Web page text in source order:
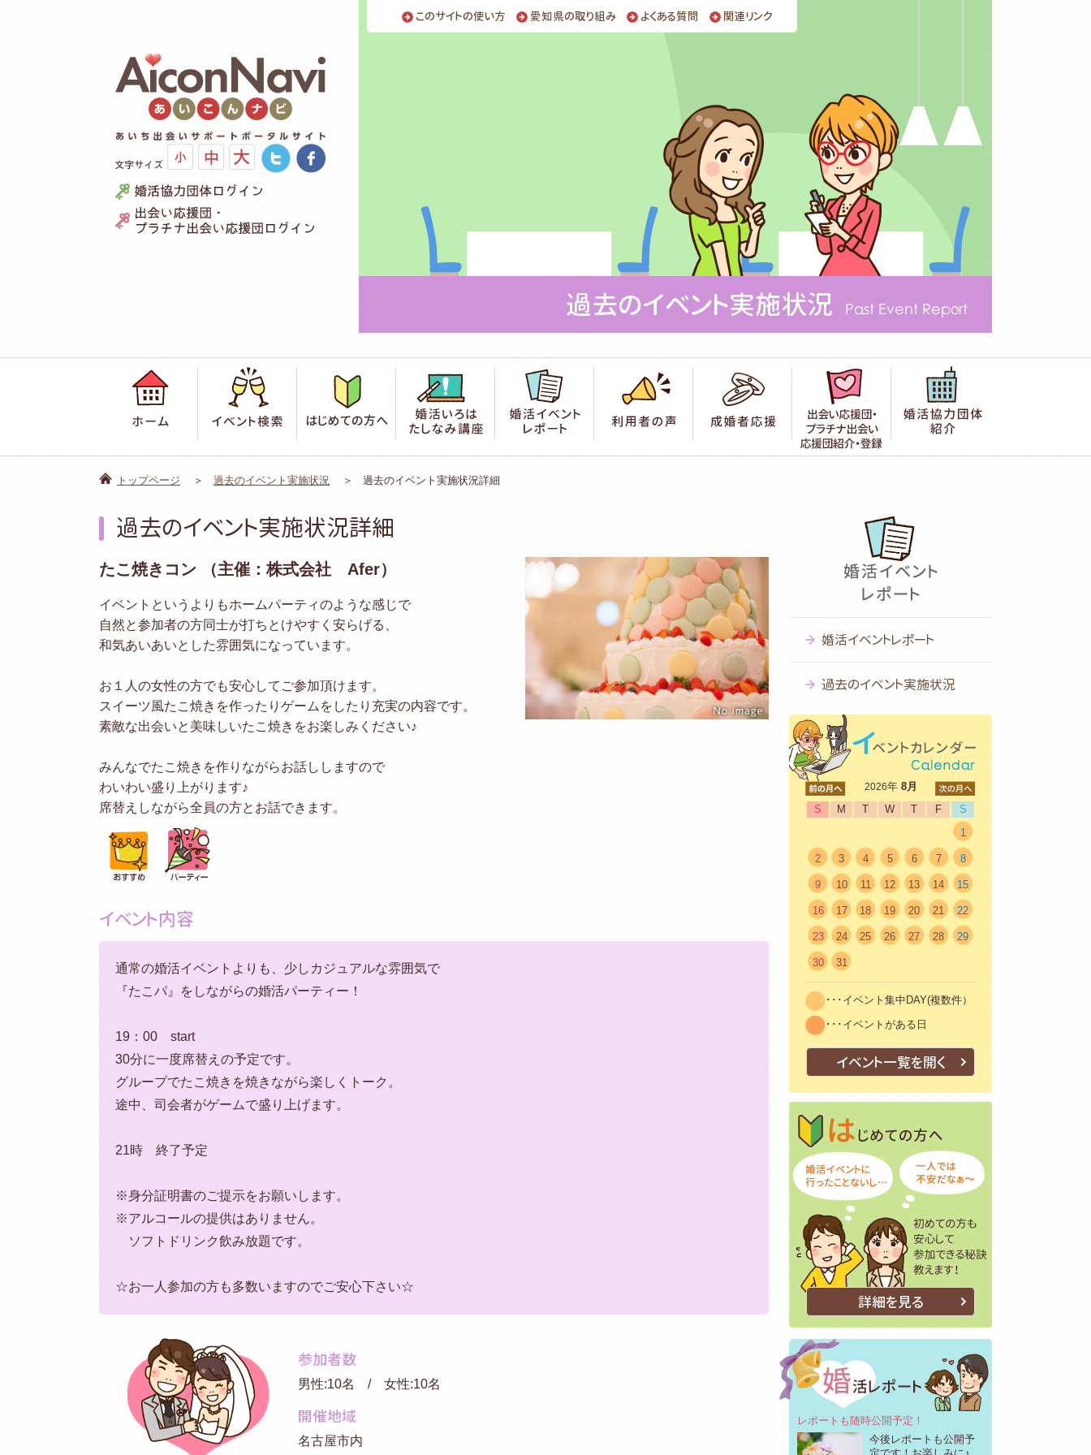
このサイトの使い方 愛知県の取り組み よくある質問 関連リンク
過去のイベント実施状況 Past Event Report
婚活いろは たしなみ講座婚活イベントレポート 出会い応援団紹介・登録
トップページ 過去のイベント実施状況 過去のイベント実施状況詳細
過去のイベント実施状況詳細
たこ焼きコン （主催：株式会社 Afer）
イベントというよりもホームパーティのような感じで
自然と参加者の方同士が打ちとけやすく安らげる、
和気あいあいとした雰囲気になっています。
お１人の女性の方でも安心してご参加頂けます。
スイーツ風たこ焼きを作ったりゲームをしたり充実の内容です。
素敵な出会いと美味しいたこ焼きをお楽しみください♪
みんなでたこ焼きを作りながらお話ししますので
わいわい盛り上がります♪
席替えしながら全員の方とお話できます。
イベント内容
通常の婚活イベントよりも、少しカジュアルな雰囲気で
『たこパ』をしながらの婚活パーティー！
19：00 start
30分に一度席替えの予定です。
グループでたこ焼きを焼きながら楽しくトーク。
途中、司会者がゲームで盛り上げます。
21時 終了予定
※身分証明書のご提示をお願いします。
※アルコールの提供はありません。
ソフトドリンク飲み放題です。
☆お一人参加の方も多数いますのでご安心下さい☆
参加者数
男性:10名 / 女性:10名
開催地域
名古屋市内
婚活イベントレポート
過去のイベント実施状況
2026年 8月
S
M T W T F
S
1
2 3 4 5 6 7 8
9 10 11 12 13 14 15
16 17 18 19 20 21 22
23 24 25 26 27 28 29
30 31
･･･イベント集中DAY(複数件）
･･･イベントがある日
イベント一覧を開く
詳細を見る
レポートも随時公開予定！
今後レポートも公開予